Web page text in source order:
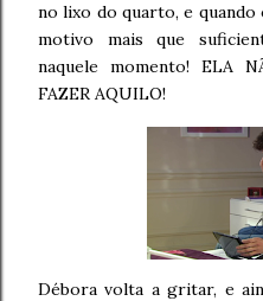
no lixo do quarto, e
motivo mais que
naquele momento! ELA
FAZER AQUILO!
Débora volta a gritar, e